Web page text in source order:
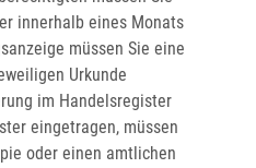
innerhalb eines Monats
müssen Sie eine
Urkunde
im Handelsregister
eingetragen, müssen
oder einen amtlichen